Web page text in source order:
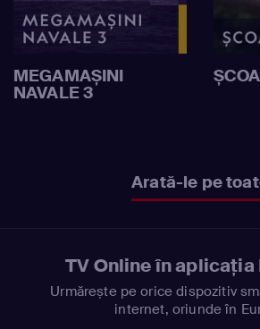
MEGAMAȘINI
NAVALE 3
Arată-le pe
TV Online în aplicația
Urmărește pe orice dispozitiv
internet, oriunde în